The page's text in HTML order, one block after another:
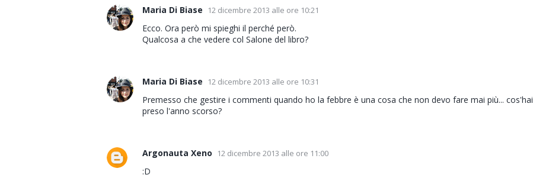
Maria Di Biase 12 dicembre 2013 alle ore 10:21
Ecco. Ora però mi spieghi il perché però.
Qualcosa a che vedere col Salone del libro?
Maria Di Biase 12 dicembre 2013 alle ore 10:31
Premesso che gestire i commenti quando ho la febbre è una cosa che non devo fare mai più... cos'hai
preso l'anno scorso?
Argonauta Xeno 12 dicembre 2013 alle ore 11:00
:D